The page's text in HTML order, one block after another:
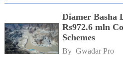
Diamer Basha
Rs972.6 mln
Schemes
By Gwadar Pro